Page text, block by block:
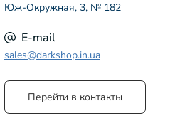
Юж-Окружная, 3, № 182
E-mail
sales@darkshop.in.ua
Перейти в контакты